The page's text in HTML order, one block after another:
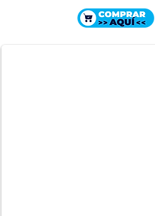
MOTOSIERRA STIHL MS 194T
$ 1.819.000